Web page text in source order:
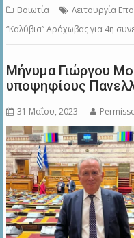
Βοιωτία
Λειτουργία
“Καλύβια” Αράχωβας για 4η
Μήνυμα Γιώργου
υποψηφίους
31 Μαΐου, 2023